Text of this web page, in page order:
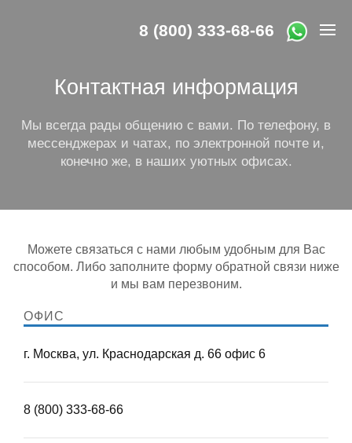
8 (800) 333-68-66
Контактная информация
Мы всегда рады общению с вами. По телефону, в
мессенджерах и чатах, по электронной почте и,
конечно же, в наших уютных офисах.
Можете связаться с нами любым удобным для Вас
способом. Либо заполните форму обратной связи ниже
и мы вам перезвоним.
ОФИС
г. Москва, ул. Краснодарская д. 66 офис 6
8 (800) 333-68-66